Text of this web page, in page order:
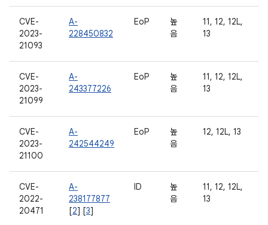
CVE-
2023-
21093
A-
228450832
EoP
높
음
11, 12, 12L,
13
CVE-
2023-
21099
A-
243377226
EoP
높
음
11, 12, 12L,
13
CVE-
2023-
21100
A-
242544249
EoP
높
음
12, 12L, 13
CVE-
2022-
20471
A-
238177877
[2] [3]
ID
높
음
11, 12, 12L,
13